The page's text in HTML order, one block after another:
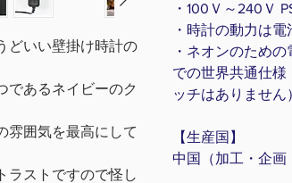
どいい壁掛け時計の
であるネイビーのク
雰囲気を最高にして
ラストですので怪し
・100Ｖ～240Ｖ
・時計の動力は
・ネオンのため
での世界共通仕
ッチはありません
【生産国】
中国（加工・企画